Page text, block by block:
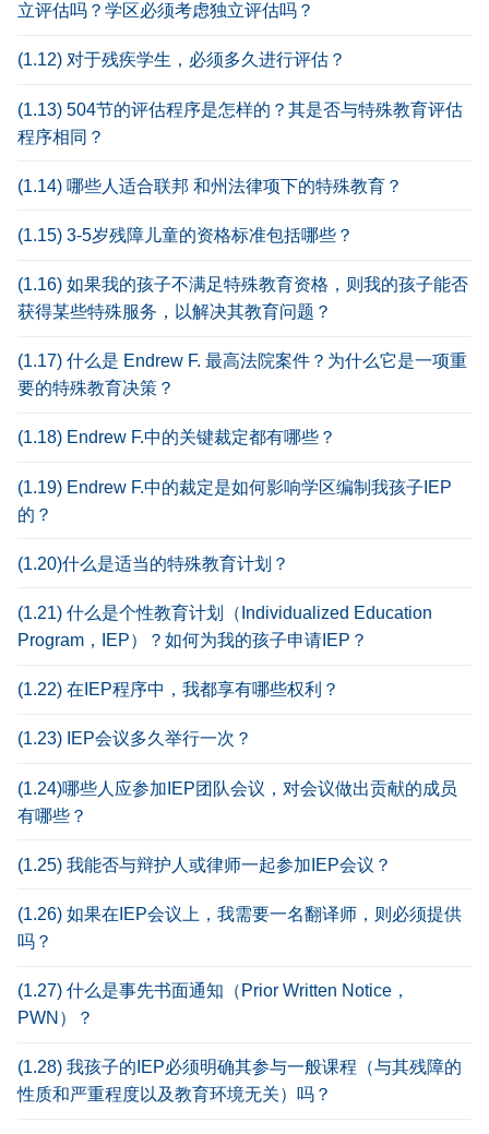
立评估吗？学区必须考虑独立评估吗？
(1.12) 对于残疾学生，必须多久进行评估？
(1.13) 504节的评估程序是怎样的？其是否与特殊教育评估
程序相同？
(1.14) 哪些人适合联邦 和州法律项下的特殊教育？
(1.15) 3-5岁残障儿童的资格标准包括哪些？
(1.16) 如果我的孩子不满足特殊教育资格，则我的孩子能否
获得某些特殊服务，以解决其教育问题？
(1.17) 什么是 Endrew F. 最高法院案件？为什么它是一项重
要的特殊教育决策？
(1.18) Endrew F.中的关键裁定都有哪些？
(1.19) Endrew F.中的裁定是如何影响学区编制我孩子IEP
的？
(1.20)什么是适当的特殊教育计划？
(1.21) 什么是个性教育计划（Individualized Education
Program，IEP）？如何为我的孩子申请IEP？
(1.22) 在IEP程序中，我都享有哪些权利？
(1.23) IEP会议多久举行一次？
(1.24)哪些人应参加IEP团队会议，对会议做出贡献的成员
有哪些？
(1.25) 我能否与辩护人或律师一起参加IEP会议？
(1.26) 如果在IEP会议上，我需要一名翻译师，则必须提供
吗？
(1.27) 什么是事先书面通知（Prior Written Notice，
PWN）？
(1.28) 我孩子的IEP必须明确其参与一般课程（与其残障的
性质和严重程度以及教育环境无关）吗？